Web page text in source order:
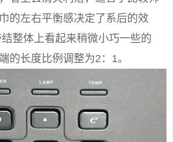
的左右平衡感决定了系后的效
整体上看起来稍微小巧一些的
的长度比例调整为2：1。